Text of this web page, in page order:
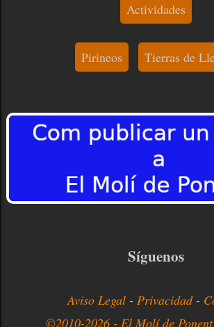
Actividades
Pirineos Tierras de
Síguenos
Aviso Legal - Privacidad -
©2010-2026 - El Molí de